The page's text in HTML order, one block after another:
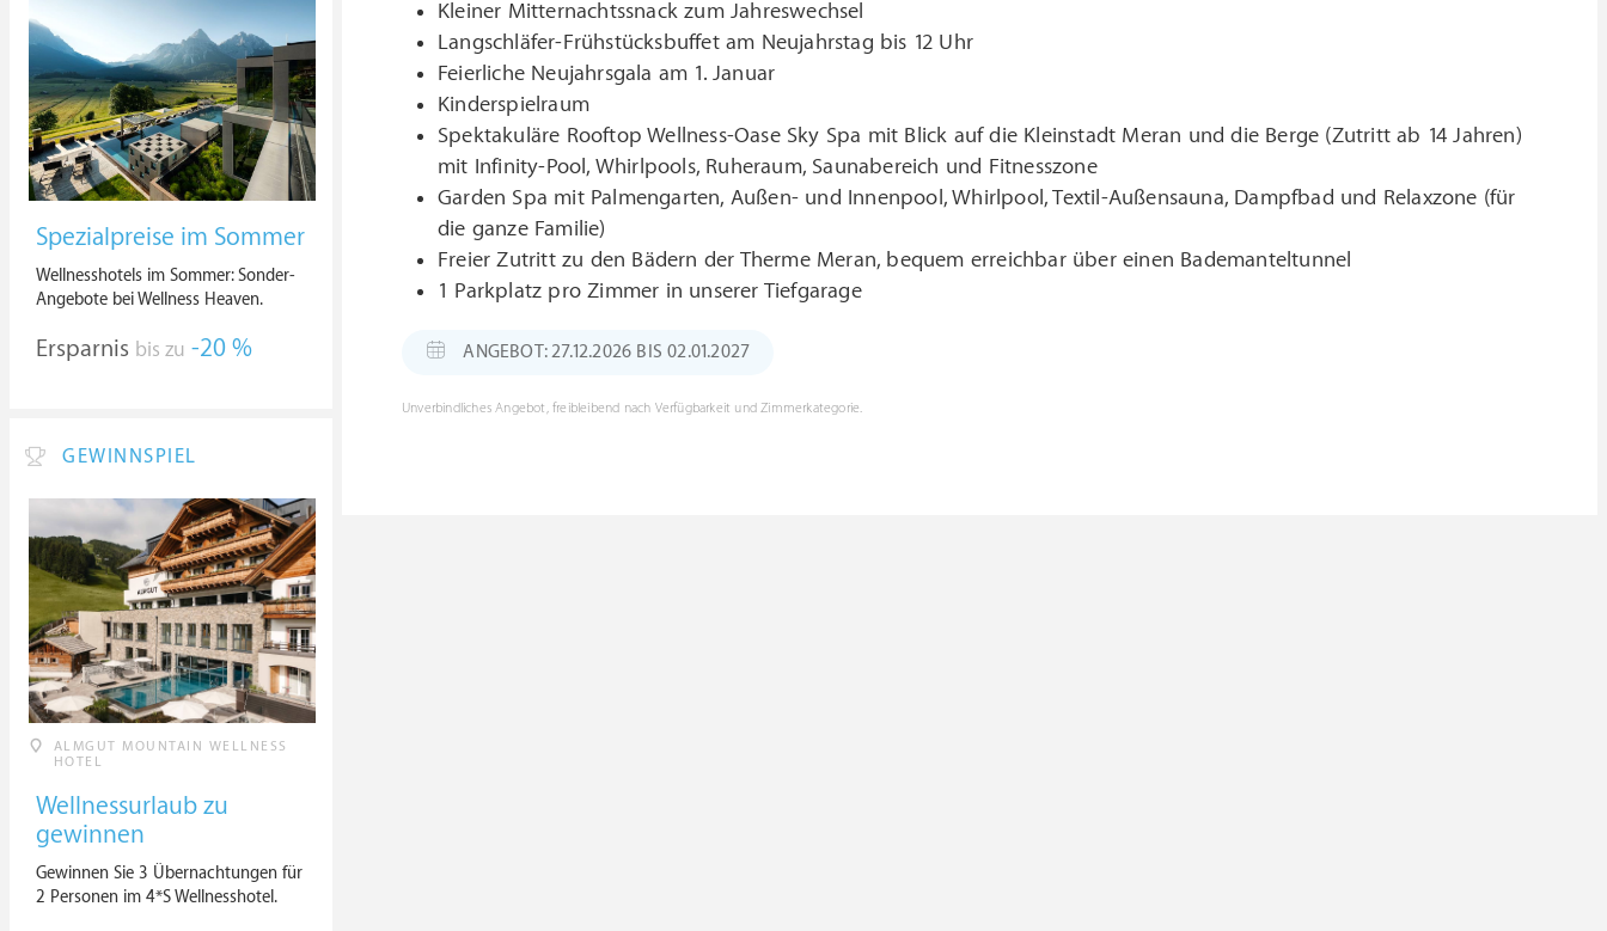
Kleiner Mitternachtssnack zum Jahreswechsel
Langschläfer-Frühstücksbuffet am Neujahrstag bis 12 Uhr
Feierliche Neujahrsgala am 1. Januar
Kinderspielraum
Spektakuläre Rooftop Wellness-Oase Sky Spa mit Blick auf die Kleinstadt Meran und die Berge (Zutritt ab 14 Jahren)
mit Infinity-Pool, Whirlpools, Ruheraum, Saunabereich und Fitnesszone
Garden Spa mit Palmengarten, Außen- und Innenpool, Whirlpool, Textil-Außensauna, Dampfbad und Relaxzone (für
die ganze Familie)
Freier Zutritt zu den Bädern der Therme Meran, bequem erreichbar über einen Bademanteltunnel
1 Parkplatz pro Zimmer in unserer Tiefgarage
ANGEBOT: 27.12.2026 BIS 02.01.2027
Unverbindliches Angebot, freibleibend nach Verfügbarkeit und Zimmerkategorie.
Spezialpreise im Sommer
Wellnesshotels im Sommer: Sonder-
Angebote bei Wellness Heaven.
Ersparnis bis zu -20 %
GEWINNSPIEL
ALMGUT MOUNTAIN WELLNESS
HOTEL
Wellnessurlaub zu
gewinnen
Gewinnen Sie 3 Übernachtungen für
2 Personen im 4*S Wellnesshotel.